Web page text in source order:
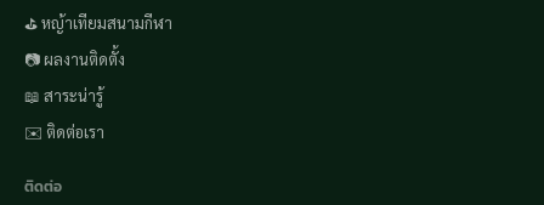
⛳ หญ้าเทียมสนามกีฬา
📷 ผลงานติดตั้ง
📖 สาระน่ารู้
✉️ ติดต่อเรา
ติดต่อ